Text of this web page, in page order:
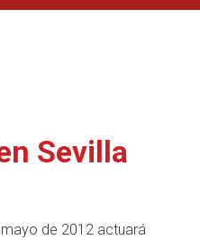
Sevilla
de 2012 actuará